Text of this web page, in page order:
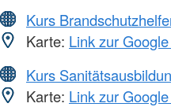
Kurs
Karte: Link zur
Kurs
Karte: Link zur